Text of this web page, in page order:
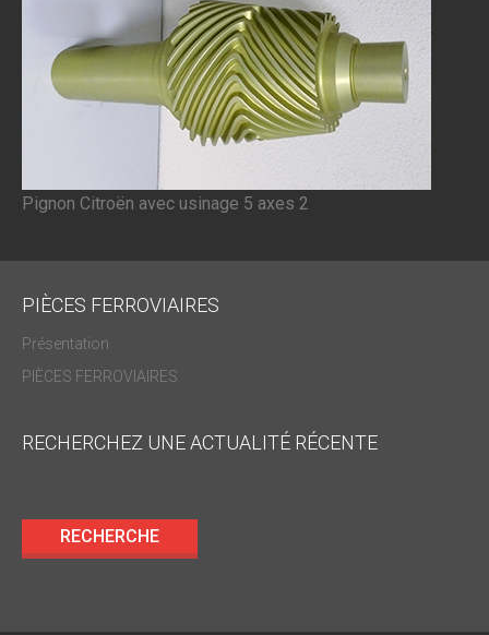
Pignon Citroën avec usinage 5 axes 2
PIÈCES FERROVIAIRES
Présentation
PIÈCES FERROVIAIRES
RECHERCHEZ UNE ACTUALITÉ RÉCENTE